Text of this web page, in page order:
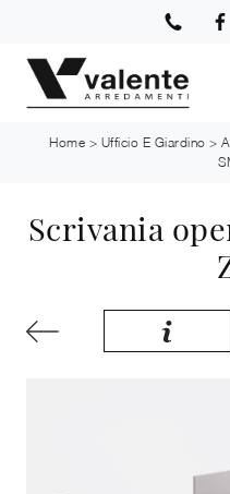
Home > Ufficio E Giardino >
Scrivania